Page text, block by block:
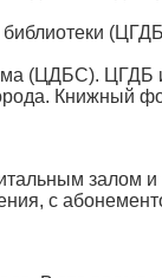
(ЦДБС). ЦГДБ
Книжный
залом
с